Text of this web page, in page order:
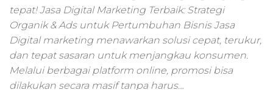
smm,media
digital,jasa digital
marketing
terbaik,marketing
online offline,jasa
tepat! Jasa Digital Marketing Terbaik: Strategi
Organik & Ads untuk Pertumbuhan Bisnis Jasa
Digital marketing menawarkan solusi cepat, terukur,
dan tepat sasaran untuk menjangkau konsumen.
Melalui berbagai platform online, promosi bisa
dilakukan secara masif tanpa harus…